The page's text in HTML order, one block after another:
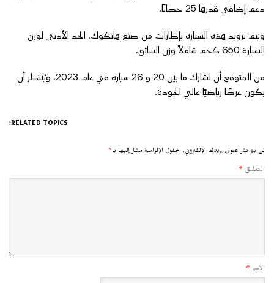
دعم إضافي قدرها 25 حصانًا.
ويتم تزويد هذه السيارة بإطارات من صنع هانكوك. الحد الأدنى لوزن
السيارة 650 كجم شاملاً وزن السائق.
من المتوقع أن تشارك ما بين 20 و 26 سيارة في عام 2023، ويُنتظر أن
يكون عرضًا رياضيًا عالي الجودة.
RELATED TOPICS:
لن يتم نشر عنوان بريدك الإلكتروني. الحقول الإلزامية مشار إليها بـ*
التعليق *
الاسم *